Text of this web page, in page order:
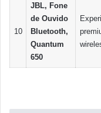
10
JBL, Fone
de Ouvido
Bluetooth,
Quantum
650